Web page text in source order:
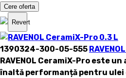
Cere oferta
Revert
1390324-300-05-555
RAVENOL CeramiX-Pro este
înaltă performanță pentru